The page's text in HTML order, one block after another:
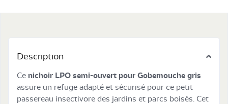
Description
Ce nichoir LPO semi-ouvert pour Gobemouche gris
assure un refuge adapté et sécurisé pour ce petit
passereau insectivore des jardins et parcs boisés. Cet